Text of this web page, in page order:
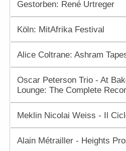
Gestorben: René Urtreger
Köln: MitAfrika Festival
Alice Coltrane: Ashram
Oscar Peterson Trio - At
Lounge: The Complete
Meklin Nicolai Weiss - Il
Alain Métrailler - Heights